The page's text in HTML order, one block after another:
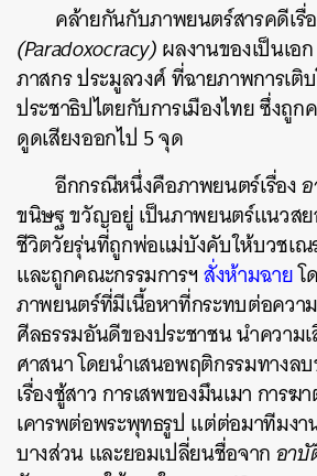
คล้ายกันกับภาพยนตร์สารคดีเรื่
(Paradoxocracy)ผลงานของเป็นเอ
ภาสกร ประมูลวงศ์ ที่ฉายภาพการเติ
ประชาธิปไตยกับการเมืองไทย ซึ่งถู
ดูดเสียงออกไป 5 จุด
อีกกรณีหนึ่งคือภาพยนตร์เรื่อง
ขนิษฐ ขวัญอยู่ เป็นภาพยนตร์แนวส
ชีวิตวัยรุ่นที่ถูกพ่อแม่บังคับให้บวชเณ
และถูกคณะกรรมการฯสั่งห้ามฉายโ
ภาพยนตร์ที่มีเนื้อหาที่กระทบต่อควา
ศีลธรรมอันดีของประชาชน นำความ
ศาสนา โดยนำเสนอพฤติกรรมทางล
เรื่องชู้สาว การเสพของมึนเมา การฆ
เคารพต่อพระพุทธรูป แต่ต่อมาทีมง
บางส่วน และยอมเปลี่ยนชื่อจากอา